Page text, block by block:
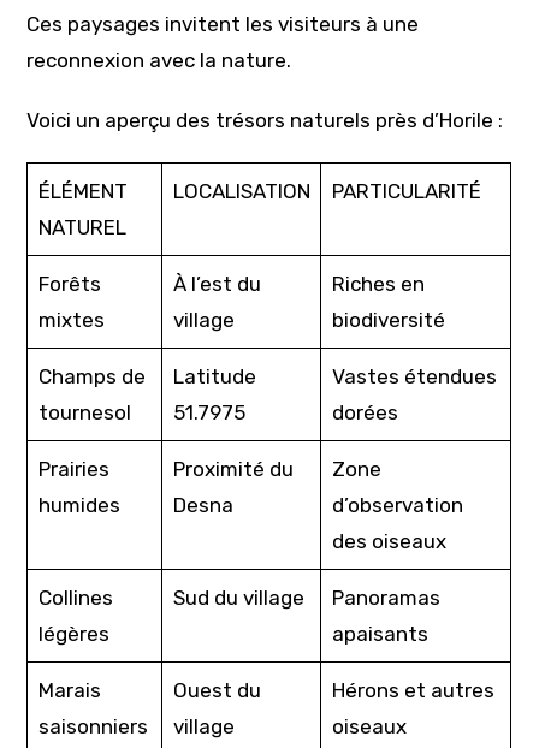
Ces paysages invitent les visiteurs à une
reconnexion avec la nature.
Voici un aperçu des trésors naturels près d’Horile :
ÉLÉMENT
NATUREL
LOCALISATION PARTICULARITÉ
Forêts
mixtes
À l’est du
village
Riches en
biodiversité
Champs de
tournesol
Latitude
51.7975
Vastes étendues
dorées
Prairies
humides
Proximité du
Desna
Zone
d’observation
des oiseaux
Collines
légères
Sud du village
Panoramas
apaisants
Marais
saisonniers
Ouest du
village
Hérons et autres
oiseaux